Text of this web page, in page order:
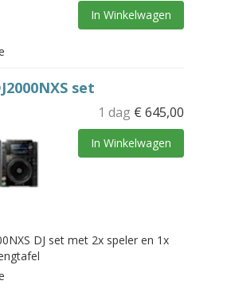
In Winkelwagen
set
1 dag € 645,00
In Winkelwagen
DJ set met 2x speler en 1x